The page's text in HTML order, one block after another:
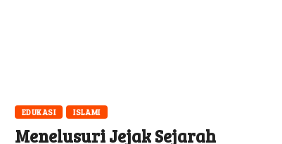
EDUKASI ISLAMI
Menelusuri Jejak Sejarah